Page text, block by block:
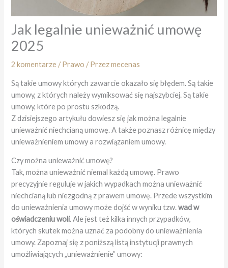
Jak legalnie unieważnić umowę
2025
2 komentarze /Prawo / Przezmecenas
Są takie umowy których zawarcie okazało się błędem. Są takie
umowy, z których należy wymiksować się najszybciej. Są takie
umowy, które po prostu szkodzą.
Z dzisiejszego artykułu dowiesz się jak można legalnie
unieważnić niechcianą umowę. A także poznasz różnicę między
unieważnieniem umowy a rozwiązaniem umowy.
Czy można unieważnić umowę?
Tak, można unieważnić niemal każdą umowę. Prawo
precyzyjnie reguluje w jakich wypadkach można unieważnić
niechcianą lub niezgodną z prawem umowę. Przede wszystkim
do unieważnienia umowy może dojść w wyniku tzw.wad w
oświadczeniu woli. Ale jest też kilka innych przypadków,
których skutek można uznać za podobny do unieważnienia
umowy. Zapoznaj się z poniższą listą instytucji prawnych
umożliwiających „unieważnienie” umowy: